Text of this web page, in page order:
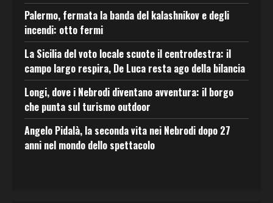
Palermo, fermata la banda del kalashnikov e degli
incendi: otto fermi
La Sicilia del voto locale scuote il centrodestra: il
campo largo respira, De Luca resta ago della bilancia
Longi, dove i Nebrodi diventano avventura: il borgo
che punta sul turismo outdoor
Angelo Pidalà, la seconda vita nei Nebrodi dopo 27
anni nel mondo dello spettacolo